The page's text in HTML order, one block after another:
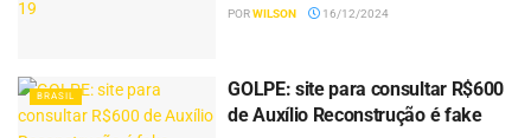
PORWILSON 16/12/2024
BRASIL
GOLPE: site para consultar R$600
de Auxílio Reconstrução é fake